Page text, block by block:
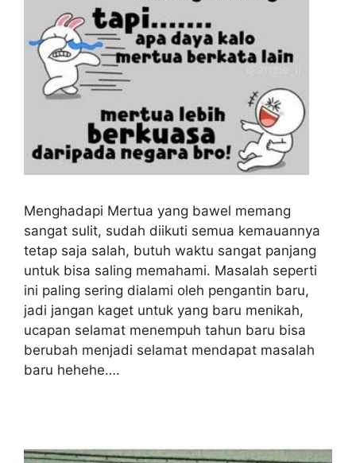
Menghadapi Mertua yang bawel memang
sangat sulit, sudah diikuti semua kemauannya
tetap saja salah, butuh waktu sangat panjang
untuk bisa saling memahami. Masalah seperti
ini paling sering dialami oleh pengantin baru,
jadi jangan kaget untuk yang baru menikah,
ucapan selamat menempuh tahun baru bisa
berubah menjadi selamat mendapat masalah
baru hehehe….